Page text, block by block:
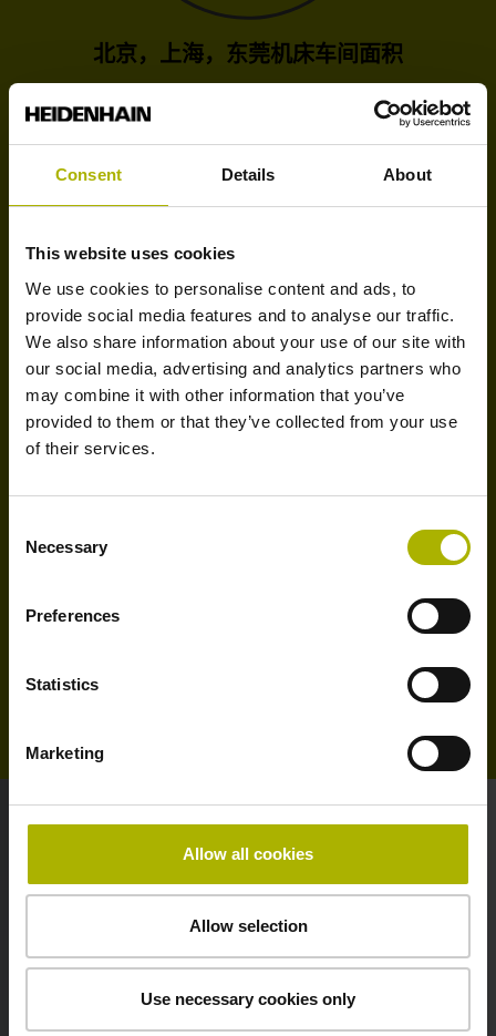
Consent Details About
This website uses cookies
We use cookies to personalise content and ads, to
provide social media features and to analyse our traffic.
We also share information about your use of our site with
our social media, advertising and analytics partners who
may combine it with other information that you’ve
provided to them or that they’ve collected from your use
of their services.
Selection
Necessary
Preferences
Statistics
Marketing
Allow all cookies
Allow selection
Use necessary cookies only
北京，上海，东莞机床车间面积
约100名
在中国，每年参加培训的学员数
或许您还希望了解这些培训课程
学。